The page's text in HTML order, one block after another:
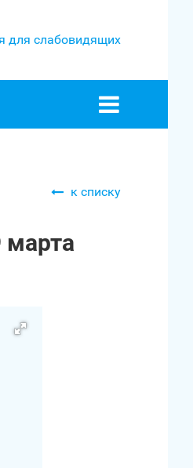
для слабовидящих
к списку
марта